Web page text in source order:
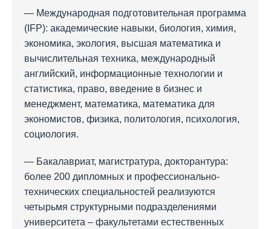
— Международная подготовительная программа
(IFP): академические навыки, биология, химия,
экономика, экология, высшая математика и
вычислительная техника, международный
английский, информационные технологии и
статистика, право, введение в бизнес и
менеджмент, математика, математика для
экономистов, физика, политология, психология,
социология.
— Бакалавриат, магистратура, докторантура:
более 200 дипломных и профессионально-
технических специальностей реализуются
четырьмя структурными подразделениями
университета – факультетами естественных